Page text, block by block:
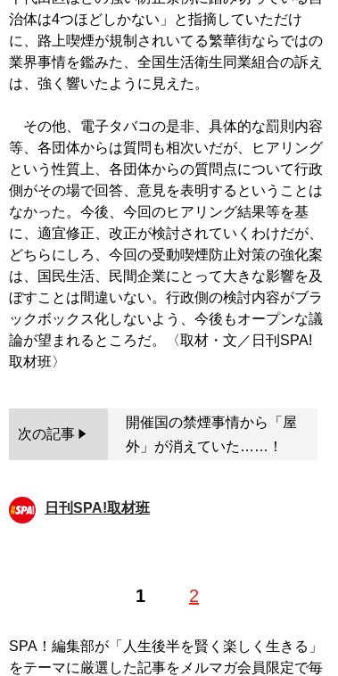
治体は4つほどしかない」と指摘していただけ
に、路上喫煙が規制されいてる繁華街ならではの
業界事情を鑑みた、全国生活衛生同業組合の訴え
は、強く響いたように見えた。
その他、電子タバコの是非、具体的な罰則内容
等、各団体からは質問も相次いだが、ヒアリング
という性質上、各団体からの質問点について行政
側がその場で回答、意見を表明するということは
なかった。今後、今回のヒアリング結果等を基
に、適宜修正、改正が検討されていくわけだが、
どちらにしろ、今回の受動喫煙防止対策の強化案
は、国民生活、民間企業にとって大きな影響を及
ぼすことは間違いない。行政側の検討内容がブラ
ックボックス化しないよう、今後もオープンな議
論が望まれるところだ。〈取材・文／日刊SPA!
次の記事
開催国の禁煙事情から「屋
外」が消えていた……！
日刊SPA!取材班
1 2
SPA！編集部が「人生後半を賢く楽しく生きる」
をテーマに厳選した記事をメルマガ会員限定で毎